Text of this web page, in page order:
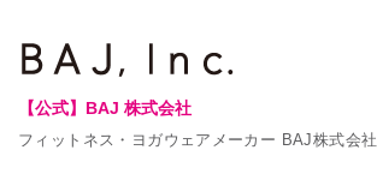
【公式】BAJ 株式会社
フィットネス・ヨガウェアメーカー BAJ株式会社